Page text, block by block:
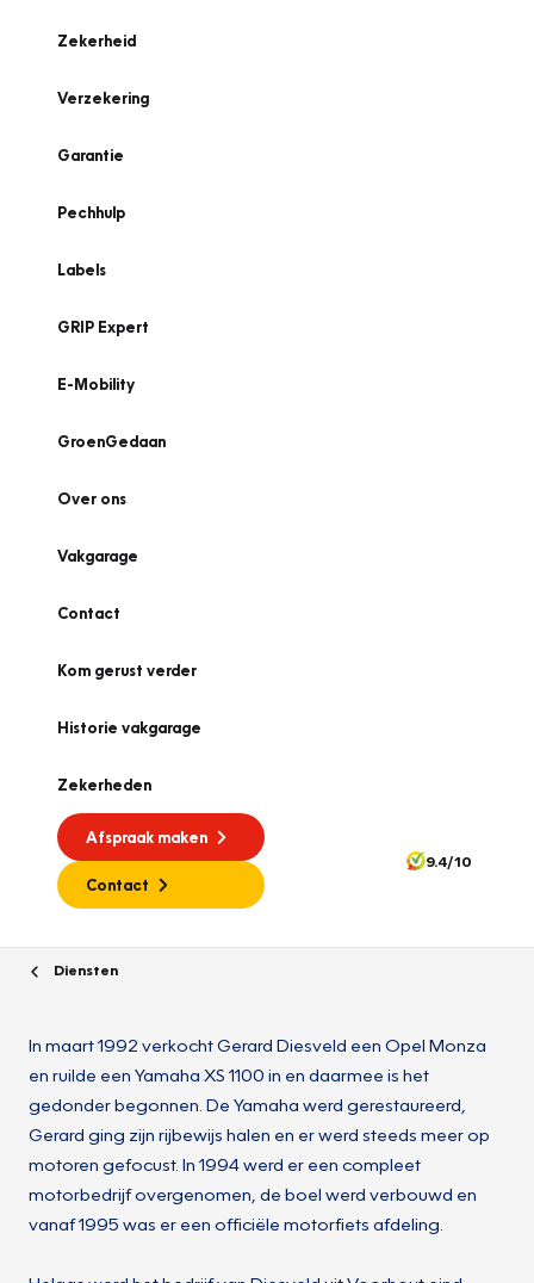
Zekerheid
Verzekering
Garantie
Pechhulp
Labels
GRIP Expert
E-Mobility
GroenGedaan
Over ons
Vakgarage
Contact
Kom gerust verder
Historie vakgarage
Zekerheden
Afspraak maken
Contact
9.4/10
Diensten
In maart 1992 verkocht Gerard Diesveld een Opel Monza
en ruilde een Yamaha XS 1100 in en daarmee is het
gedonder begonnen. De Yamaha werd gerestaureerd,
Gerard ging zijn rijbewijs halen en er werd steeds meer op
motoren gefocust. In 1994 werd er een compleet
motorbedrijf overgenomen, de boel werd verbouwd en
vanaf 1995 was er een officiële motorfiets afdeling.